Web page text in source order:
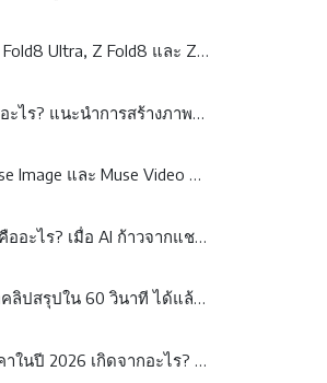
เปิดตัว Galaxy Z Fold8 Ultra, Z Fold8 และ Z Flip8: เมื่อสมาร์ตโฟนจอพับไม่ได้มีคำตอบเพียงรูปแบบเดียว
Google Flow คืออะไร? แนะนำการสร้างภาพและวิดีโอ AI ระดับมืออาชีพได้จากข้อความ
Meta เปิดตัว Muse Image และ Muse Video พลิกโฉม AI สร้างภาพและวิดีโอด้วย Agentic AI
ChatGPT Work คืออะไร? เมื่อ AI ก้าวจากแชตบอตสู่เพื่อนร่วมงาน
NotebookLM ทำคลิปสรุปใน 60 วินาที ได้แล้ว! รู้จัก Video Overviews ฟีเจอร์ใหม่จาก Google
RAM กำลังขึ้นราคาในปี 2026 เกิดจากอะไร? และจะส่งผลกระทบต่อผู้บริโภคและธุรกิจอย่างไร